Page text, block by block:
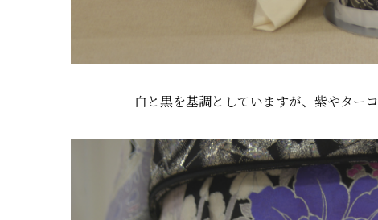
白と黒を基調としていますが、紫やター